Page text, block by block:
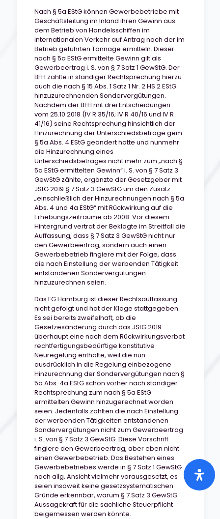
Nach § 5a EStG können Gewerbebetriebe mit
Geschäftsleitung im Inland ihren Gewinn aus
dem Betrieb von Handelsschiffen im
internationalen Verkehr auf Antrag nach der im
Betrieb geführten Tonnage ermitteln. Dieser
nach § 5a EStG ermittelte Gewinn gilt als
Gewerbeertrag i. S. von § 7 Satz 1 GewStG. Der
BFH zählte in ständiger Rechtsprechung hierzu
auch die nach § 15 Abs. 1 Satz 1 Nr. 2 HS 2 EStG
hinzuzurechnenden Sondervergütungen.
Nachdem der BFH mit drei Entscheidungen
vom 25.10.2018 (IV R 35/16; IV R 40/16 und IV R
41/16) seine Rechtsprechung hinsichtlich der
Hinzurechnung der Unterschiedsbeträge gem.
§ 5a Abs. 4 EStG geändert hatte und nunmehr
die Hinzurechnung eines
Unterschiedsbetrages nicht mehr zum „nach §
5a EStG ermittelten Gewinn“ i. S. von § 7 Satz 3
GewStG zählte, ergänzte der Gesetzgeber mit
JStG 2019 § 7 Satz 3 GewStG um den Zusatz
„einschließlich der Hinzurechnungen nach § 5a
Abs. 4 und 4a EStG“ mit Rückwirkung auf die
Erhebungszeiträume ab 2008. Vor diesem
Hintergrund vertrat der Beklagte im Streitfall die
Auffassung, dass § 7 Satz 3 GewStG nicht nur
den Gewerbeertrag, sondern auch einen
Gewerbebetrieb fingiere mit der Folge, dass
die nach Einstellung der werbenden Tätigkeit
entstandenen Sondervergütungen
hinzuzurechnen seien.
Das FG Hamburg ist dieser Rechtsauffassung
nicht gefolgt und hat der Klage stattgegeben.
Es sei bereits zweifelhaft, ob die
Gesetzesänderung durch das JStG 2019
überhaupt eine nach dem Rückwirkungsverbot
rechtfertigungsbedürftige konstitutive
Neuregelung enthalte, weil die nun
ausdrücklich in die Regelung einbezogene
Hinzurechnung der Sondervergütungen nach §
5a Abs. 4a EStG schon vorher nach ständiger
Rechtsprechung zum nach § 5a EStG
ermittelten Gewinn hinzugerechnet worden
seien. Jedenfalls zählten die nach Einstellung
der werbenden Tätigkeiten entstandenen
Sondervergütungen nicht zum Gewerbeertrag
i. S. von § 7 Satz 3 GewStG. Diese Vorschrift
fingiere den Gewerbeertrag, aber eben nicht
einen Gewerbebetrieb. Das Bestehen eines
Gewerbebetriebes werde in § 7 Satz 1 GewStG
nach allg. Ansicht vielmehr vorausgesetzt, es
seien insoweit keine gesetzsystematischen
Gründe erkennbar, warum § 7 Satz 3 GewStG
Aussagekraft für die sachliche Steuerpflicht
beigemessen werden könnte.